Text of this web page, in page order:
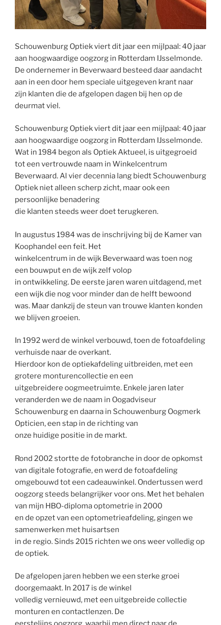
Schouwenburg Optiek viert dit jaar een mijlpaal: 40 jaar
aan hoogwaardige oogzorg in Rotterdam IJsselmonde.
De ondernemer in Beverwaard besteed daar aandacht
aan in een door hem speciale uitgegeven krant naar
zijn klanten die de afgelopen dagen bij hen op de
deurmat viel.
Schouwenburg Optiek viert dit jaar een mijlpaal: 40 jaar
aan hoogwaardige oogzorg in Rotterdam IJsselmonde.
Wat in 1984 begon als Optiek Aktueel, is uitgegroeid
tot een vertrouwde naam in Winkelcentrum
Beverwaard. Al vier decennia lang biedt Schouwenburg
Optiek niet alleen scherp zicht, maar ook een
persoonlijke benadering
die klanten steeds weer doet terugkeren.
In augustus 1984 was de inschrijving bij de Kamer van
Koophandel een feit. Het
winkelcentrum in de wijk Beverwaard was toen nog
een bouwput en de wijk zelf volop
in ontwikkeling. De eerste jaren waren uitdagend, met
een wijk die nog voor minder dan de helft bewoond
was. Maar dankzij de steun van trouwe klanten konden
we blijven groeien.
In 1992 werd de winkel verbouwd, toen de fotoafdeling
verhuisde naar de overkant.
Hierdoor kon de optiekafdeling uitbreiden, met een
grotere monturencollectie en een
uitgebreidere oogmeetruimte. Enkele jaren later
veranderden we de naam in Oogadviseur
Schouwenburg en daarna in Schouwenburg Oogmerk
Opticien, een stap in de richting van
onze huidige positie in de markt.
Rond 2002 stortte de fotobranche in door de opkomst
van digitale fotografie, en werd de fotoafdeling
omgebouwd tot een cadeauwinkel. Ondertussen werd
oogzorg steeds belangrijker voor ons. Met het behalen
van mijn HBO-diploma optometrie in 2000
en de opzet van een optometrieafdeling, gingen we
samenwerken met huisartsen
in de regio. Sinds 2015 richten we ons weer volledig op
de optiek.
De afgelopen jaren hebben we een sterke groei
doorgemaakt. In 2017 is de winkel
volledig vernieuwd, met een uitgebreide collectie
monturen en contactlenzen. De